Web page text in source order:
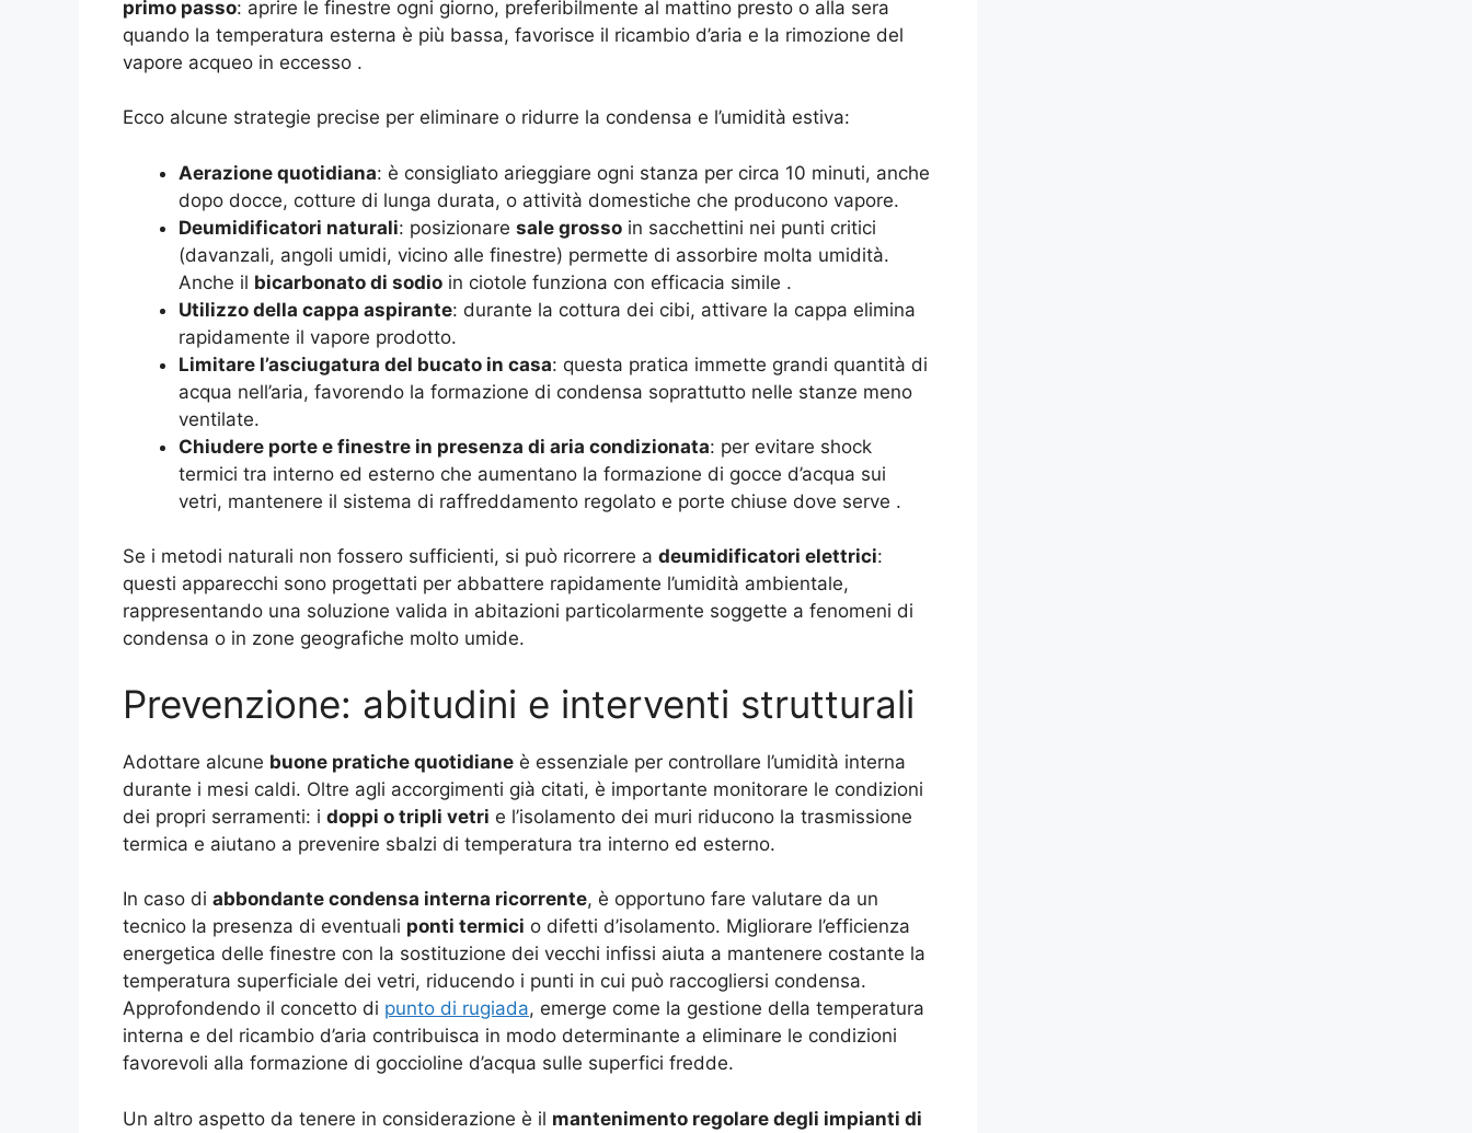
primo passo: aprire le finestre ogni giorno, preferibilmente al mattino presto o alla sera
quando la temperatura esterna è più bassa, favorisce il ricambio d’aria e la rimozione del
vapore acqueo in eccesso .
Ecco alcune strategie precise per eliminare o ridurre la condensa e l’umidità estiva:
Aerazione quotidiana: è consigliato arieggiare ogni stanza per circa 10 minuti, anche
dopo docce, cotture di lunga durata, o attività domestiche che producono vapore.
Deumidificatori naturali: posizionare sale grosso in sacchettini nei punti critici
(davanzali, angoli umidi, vicino alle finestre) permette di assorbire molta umidità.
Anche il bicarbonato di sodio in ciotole funziona con efficacia simile .
Utilizzo della cappa aspirante: durante la cottura dei cibi, attivare la cappa elimina
rapidamente il vapore prodotto.
Limitare l’asciugatura del bucato in casa: questa pratica immette grandi quantità di
acqua nell’aria, favorendo la formazione di condensa soprattutto nelle stanze meno
ventilate.
Chiudere porte e finestre in presenza di aria condizionata: per evitare shock
termici tra interno ed esterno che aumentano la formazione di gocce d’acqua sui
vetri, mantenere il sistema di raffreddamento regolato e porte chiuse dove serve .
Se i metodi naturali non fossero sufficienti, si può ricorrere a deumidificatori elettrici:
questi apparecchi sono progettati per abbattere rapidamente l’umidità ambientale,
rappresentando una soluzione valida in abitazioni particolarmente soggette a fenomeni di
condensa o in zone geografiche molto umide.
Prevenzione: abitudini e interventi strutturali
Adottare alcune buone pratiche quotidiane è essenziale per controllare l’umidità interna
durante i mesi caldi. Oltre agli accorgimenti già citati, è importante monitorare le condizioni
dei propri serramenti: i doppi o tripli vetri e l’isolamento dei muri riducono la trasmissione
termica e aiutano a prevenire sbalzi di temperatura tra interno ed esterno.
In caso di abbondante condensa interna ricorrente, è opportuno fare valutare da un
tecnico la presenza di eventuali ponti termici o difetti d’isolamento. Migliorare l’efficienza
energetica delle finestre con la sostituzione dei vecchi infissi aiuta a mantenere costante la
temperatura superficiale dei vetri, riducendo i punti in cui può raccogliersi condensa.
Approfondendo il concetto di punto di rugiada, emerge come la gestione della temperatura
interna e del ricambio d’aria contribuisca in modo determinante a eliminare le condizioni
favorevoli alla formazione di goccioline d’acqua sulle superfici fredde.
Un altro aspetto da tenere in considerazione è il mantenimento regolare degli impianti di